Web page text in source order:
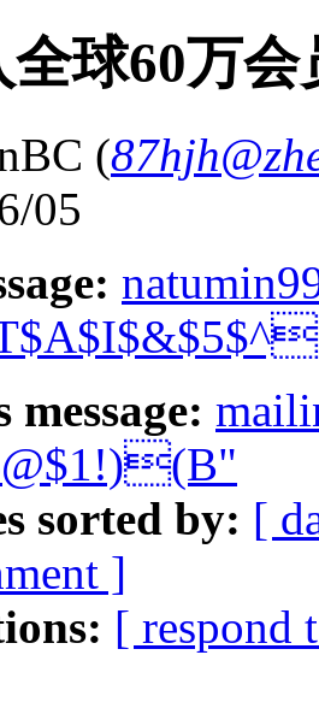
球60万
(
05
message:
sorted by: [
]
[ respond